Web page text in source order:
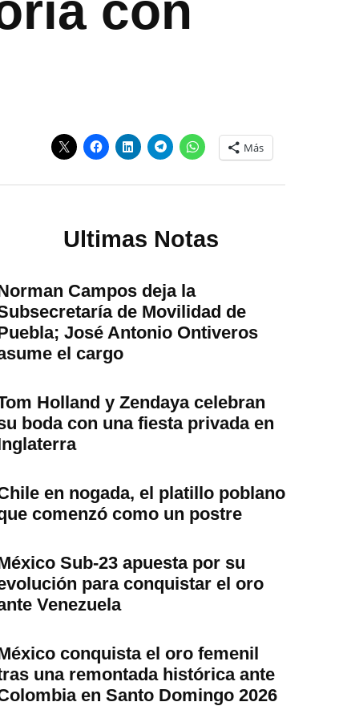
Más
Ultimas Notas
Campos deja la
de Movilidad de
José Antonio Ontiveros
el cargo
Holland y Zendaya celebran
boda con una fiesta privada en
en nogada, el platillo poblano
comenzó como un postre
Sub-23 apuesta por su
para conquistar el oro
Venezuela
conquista el oro femenil
una remontada histórica ante
en Santo Domingo 2026